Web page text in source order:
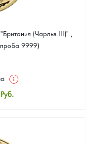
(Чарльз III)" ,
9999)
Руб.